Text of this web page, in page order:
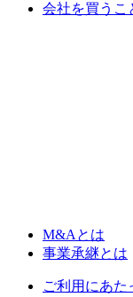
会社を買うこ
M&Aとは
事業承継とは
ご利用にあた